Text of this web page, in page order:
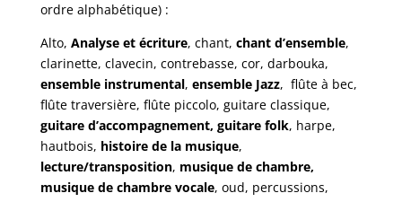
ordre alphabétique) :
Alto, Analyse et écriture, chant, chant d’ensemble,
clarinette, clavecin, contrebasse, cor, darbouka,
ensemble instrumental, ensemble Jazz, flûte à bec,
flûte traversière, flûte piccolo, guitare classique,
guitare d’accompagnement, guitare folk, harpe,
hautbois, histoire de la musique,
lecture/transposition, musique de chambre,
musique de chambre vocale, oud, percussions,